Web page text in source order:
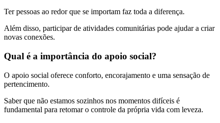
Ter pessoas ao redor que se importam faz toda a diferença.
Além disso, participar de atividades comunitárias pode ajudar a criar
novas conexões.
Qual é a importância do apoio social?
O apoio social oferece conforto, encorajamento e uma sensação de
pertencimento.
Saber que não estamos sozinhos nos momentos difíceis é
fundamental para retomar o controle da própria vida com leveza.